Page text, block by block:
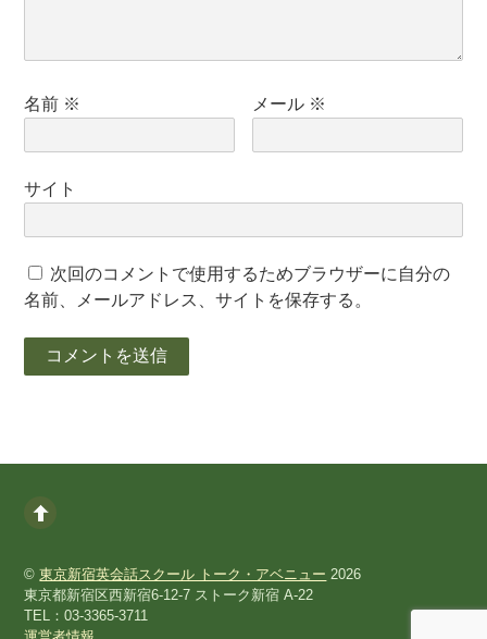
名前 ※ メール ※
サイト
次回のコメントで使用するためブラウザーに自分の
名前、メールアドレス、サイトを保存する。
©東京新宿英会話スクール トーク・アベニュー 2026
東京都新宿区西新宿6-12-7 ストーク新宿 A-22
TEL：03-3365-3711